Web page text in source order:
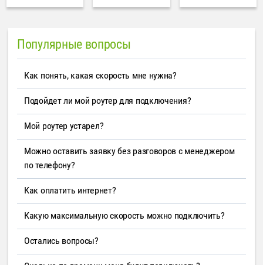
Популярные вопросы
Как понять, какая скорость мне нужна?
Подойдет ли мой роутер для подключения?
Мой роутер устарел?
Можно оставить заявку без разговоров с менеджером
по телефону?
Как оплатить интернет?
Какую максимальную скорость можно подключить?
Остались вопросы?